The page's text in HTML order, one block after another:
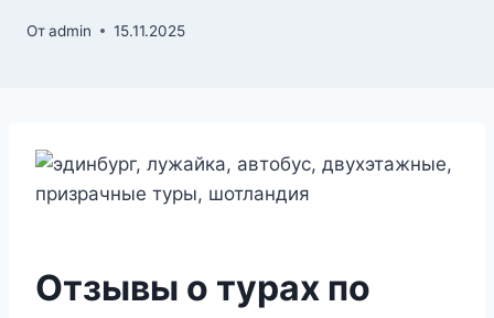
Отadmin 15.11.2025
Отзывы о турах по